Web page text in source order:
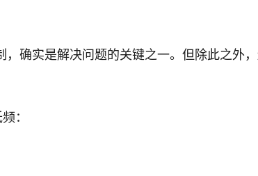
确实是解决问题的关键之一。但除此之外
：